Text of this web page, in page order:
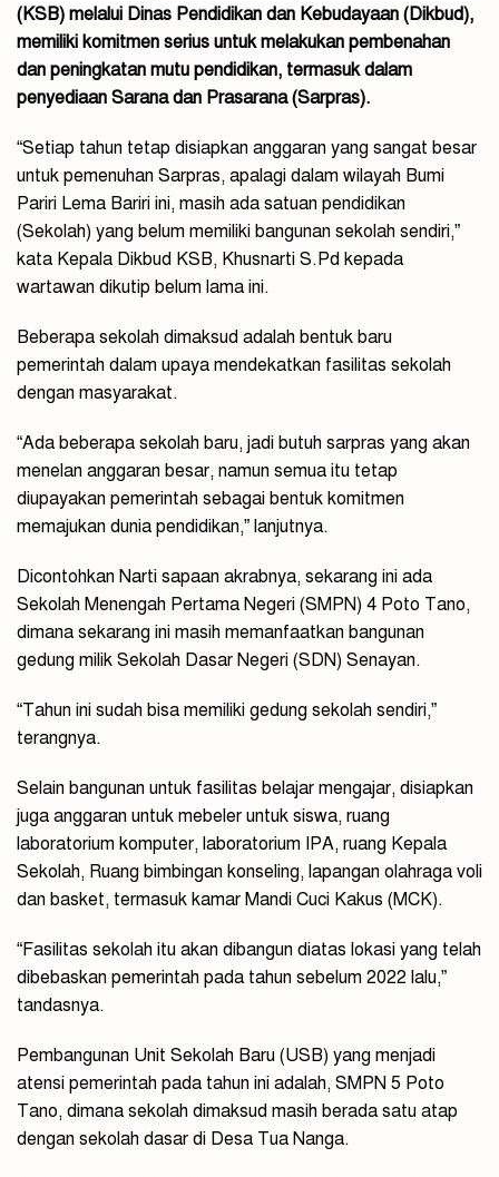
(KSB) melalui Dinas Pendidikan dan Kebudayaan (Dikbud),
memiliki komitmen serius untuk melakukan pembenahan
dan peningkatan mutu pendidikan, termasuk dalam
penyediaan Sarana dan Prasarana (Sarpras).
“Setiap tahun tetap disiapkan anggaran yang sangat besar
untuk pemenuhan Sarpras, apalagi dalam wilayah Bumi
Pariri Lema Bariri ini, masih ada satuan pendidikan
(Sekolah) yang belum memiliki bangunan sekolah sendiri,”
kata Kepala Dikbud KSB, Khusnarti S.Pd kepada
wartawan dikutip belum lama ini.
Beberapa sekolah dimaksud adalah bentuk baru
pemerintah dalam upaya mendekatkan fasilitas sekolah
dengan masyarakat.
“Ada beberapa sekolah baru, jadi butuh sarpras yang akan
menelan anggaran besar, namun semua itu tetap
diupayakan pemerintah sebagai bentuk komitmen
memajukan dunia pendidikan,” lanjutnya.
Dicontohkan Narti sapaan akrabnya, sekarang ini ada
Sekolah Menengah Pertama Negeri (SMPN) 4 Poto Tano,
dimana sekarang ini masih memanfaatkan bangunan
gedung milik Sekolah Dasar Negeri (SDN) Senayan.
“Tahun ini sudah bisa memiliki gedung sekolah sendiri,”
terangnya.
Selain bangunan untuk fasilitas belajar mengajar, disiapkan
juga anggaran untuk mebeler untuk siswa, ruang
laboratorium komputer, laboratorium IPA, ruang Kepala
Sekolah, Ruang bimbingan konseling, lapangan olahraga voli
dan basket, termasuk kamar Mandi Cuci Kakus (MCK).
“Fasilitas sekolah itu akan dibangun diatas lokasi yang telah
dibebaskan pemerintah pada tahun sebelum 2022 lalu,”
tandasnya.
Pembangunan Unit Sekolah Baru (USB) yang menjadi
atensi pemerintah pada tahun ini adalah, SMPN 5 Poto
Tano, dimana sekolah dimaksud masih berada satu atap
dengan sekolah dasar di Desa Tua Nanga.